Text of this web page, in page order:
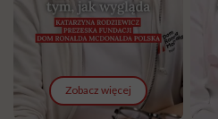
Zobacz więcej